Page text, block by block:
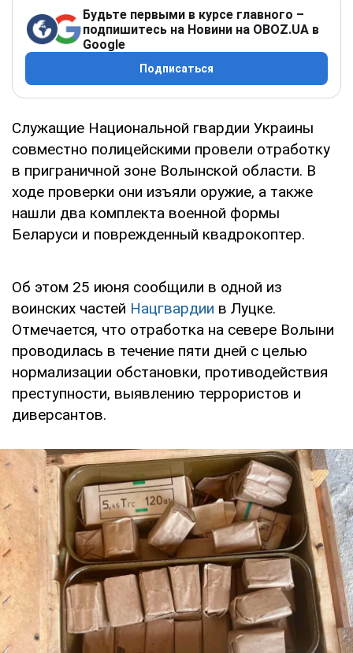
Будьте первыми в курсе главного –
подпишитесь на Новини на OBOZ.UA в
Google
Подписаться
Служащие Национальной гвардии Украины
совместно полицейскими провели отработку
в приграничной зоне Волынской области. В
ходе проверки они изъяли оружие, а также
нашли два комплекта военной формы
Беларуси и поврежденный квадрокоптер.
Об этом 25 июня сообщили в одной из
воинских частей Нацгвардии в Луцке.
Отмечается, что отработка на севере Волыни
проводилась в течение пяти дней с целью
нормализации обстановки, противодействия
преступности, выявлению террористов и
диверсантов.